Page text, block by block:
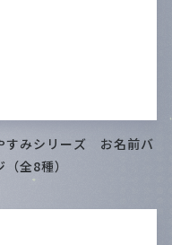
すみシリーズ お名前バ
（全8種）